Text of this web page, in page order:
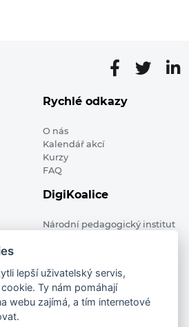
Rychlé odkazy
O nás
Kalendář akcí
Kurzy
FAQ
DigiKoalice
Národní pedagogický institut
2021. All rights reserved
do administrace
lepší uživatelský servis,
Ty nám pomáhají
webu zajímá, a tím internetové